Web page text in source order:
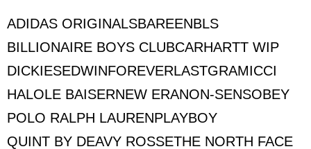
ADIDAS ORIGINALSBAREENBLS
BILLIONAIRE BOYS CLUBCARHARTT WIP
DICKIESEDWINFOREVERLASTGRAMICCI
HALOLE BAISERNEW ERANON-SENSOBEY
POLO RALPH LAURENPLAYBOY
QUINT BY DEAVY ROSSETHE NORTH FACE